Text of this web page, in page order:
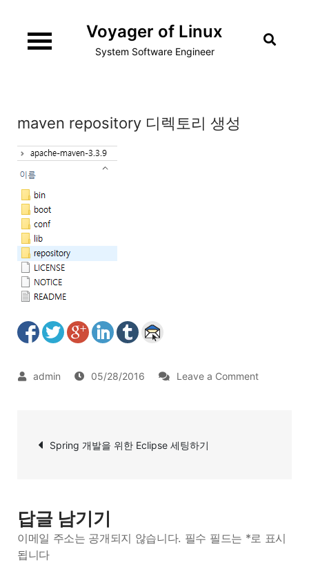
content
Voyager of Linux
System Software Engineer
maven repository 디렉토리 생성
05/28/2016 Leave a Commenton
탐
Spring 개발을 위한 Eclipse 세팅하기
답글 남기기
이메일 주소는 공개되지 않습니다. 필수 필드는 *로 표시
됩니다